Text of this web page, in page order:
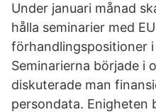
Under januari månad
hålla seminarier med
förhandlingspositioner
Seminarierna började i
diskuterade man
persondata. Enigheten